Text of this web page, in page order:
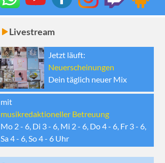
Livestream
Jetzt läuft:
Neuerscheinungen
Dein täglich neuer Mix
mit
musikredaktioneller Betreuung
Mo 2 - 6, Di 3 - 6, Mi 2 - 6, Do 4 - 6, Fr 3 - 6,
Sa 4 - 6, So 4 - 6 Uhr